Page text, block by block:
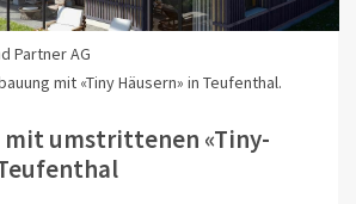
Partner AG
mit «Tiny Häusern» in Teufenthal.
mit umstrittenen «Tiny-